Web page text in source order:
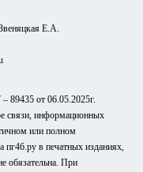
Е.А.
89435 от 06.05.2025г.
связи, информационных
или полном
пг46.ру в печатных изданиях,
обязательна. При